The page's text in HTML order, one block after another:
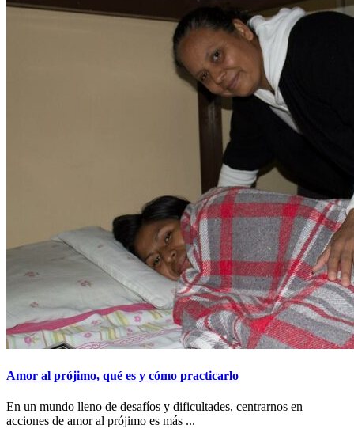
Amor al prójimo, qué es y cómo practicarlo
En un mundo lleno de desafíos y dificultades, centrarnos en
acciones de amor al prójimo es más ...